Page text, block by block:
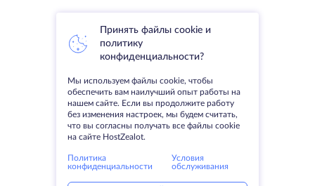
Принять файлы cookie и
политику
конфиденциальности?
Мы используем файлы cookie, чтобы
обеспечить вам наилучший опыт работы на
нашем сайте. Если вы продолжите работу
без изменения настроек, мы будем считать,
что вы согласны получать все файлы cookie
на сайте HostZealot.
Политика
конфиденциальности
Условия
обслуживания